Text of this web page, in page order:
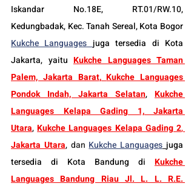
Iskandar No.18E, RT.01/RW.10,
Kukche Languages juga tersedia di Kota
Jakarta, yaitu Kukche Languages Taman
Palem, Jakarta Barat, Kukche Languages
Pondok Indah, Jakarta Selatan, Kukche
Languages Kelapa Gading 1, Jakarta
Utara, Kukche Languages Kelapa Gading 2
Jakarta Utara, dan Kukche Languages juga
tersedia di Kota Bandung di Kukche
Languages Bandung Riau Jl. L. L. R.E.